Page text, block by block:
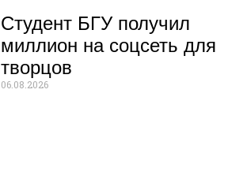
Студент БГУ получил
миллион на соцсеть для
творцов
06.08.2026